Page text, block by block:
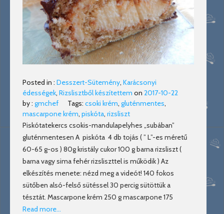
Posted in : Desszert-Sütemény, Karácsonyi
édességek, Rizslisztből készítettem on 2017-10-22
by : gmchef Tags: csoki krém, gluténmentes,
mascarpone krém, piskóta, rizsliszt
Piskótatekercs csokis-mandulapelyhes „subában”
gluténmentesen A piskóta 4 db tojás ( ” L”-es méretű
60-65 g-os ) 80g kristály cukor 100 g barna rizsliszt (
barna vagy sima fehér rizsliszttel is működik ) Az
elkészítés menete: nézd meg a videót! 140 fokos
sütőben alsó-felső sütéssel 30 percig sütöttük a
tésztát. Mascarpone krém 250 g mascarpone 175
Read more…